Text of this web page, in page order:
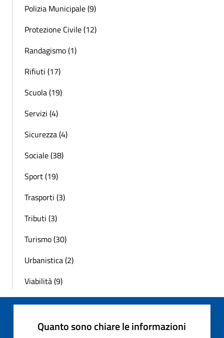
Polizia Municipale (9)
Protezione Civile (12)
Randagismo (1)
Rifiuti (17)
Scuola (19)
Servizi (4)
Sicurezza (4)
Sociale (38)
Sport (19)
Trasporti (3)
Tributi (3)
Turismo (30)
Urbanistica (2)
Viabilità (9)
Quanto sono chiare le informazioni